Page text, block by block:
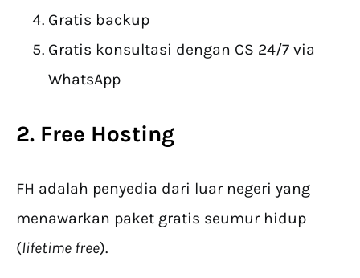
Gratis backup
Gratis konsultasi dengan CS 24/7 via
WhatsApp
2. Free Hosting
FH adalah penyedia dari luar negeri yang
menawarkan paket gratis seumur hidup
(lifetime free).